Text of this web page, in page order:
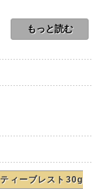
・指導の下で適切な
嘔吐。食欲不振、
場合があります。ま
もっと読む
ィーブレスト30g